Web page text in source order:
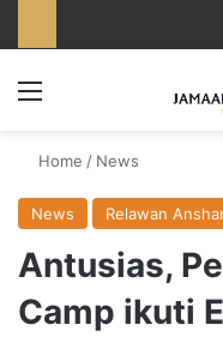
Home / News
News Relawan
Antusias,
Camp ikuti